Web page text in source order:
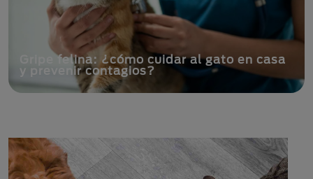
Gripe felina: ¿cómo cuidar al gato en casa
y prevenir contagios?